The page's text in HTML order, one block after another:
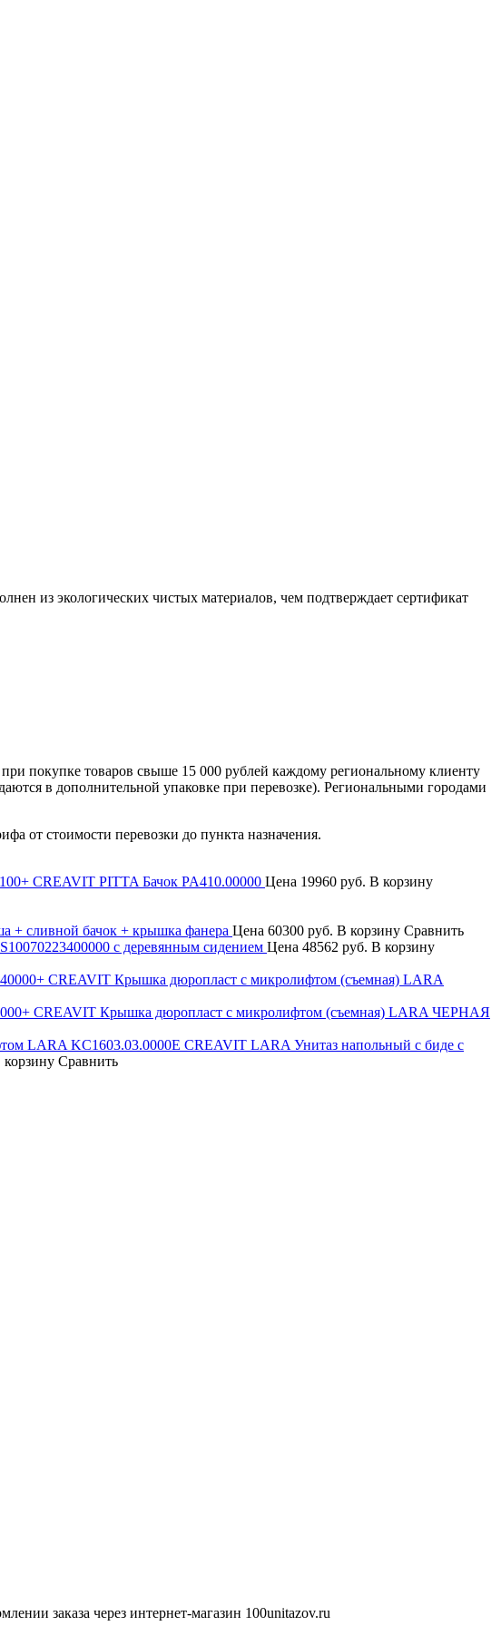
из экологических чистых материалов, чем подтверждает сертификат
покупке товаров свыше 15 000 рублей каждому региональному клиенту
в дополнительной упаковке при перевозке). Региональными городами
от стоимости перевозки до пункта назначения.
CREAVIT PITTA Бачок PA410.00000 Цена 19960 руб. В корзину
+ сливной бачок + крышка фанера Цена 60300 руб. В корзину Сравнить
с деревянным сидением Цена 48562 руб. В корзину
CREAVIT Крышка дюропласт с микролифтом (съемная) LARA ЧЕРНАЯ
CREAVIT LARA Унитаз напольный с биде с
Сравнить
заказа через интернет-магазин 100unitazov.ru